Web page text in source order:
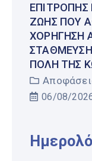
ΖΩΉΣ ΠΟΥ
ΧΟΡΉΓΗΣΗ
ΠΌΛΗ ΤΗΣ
06/08/